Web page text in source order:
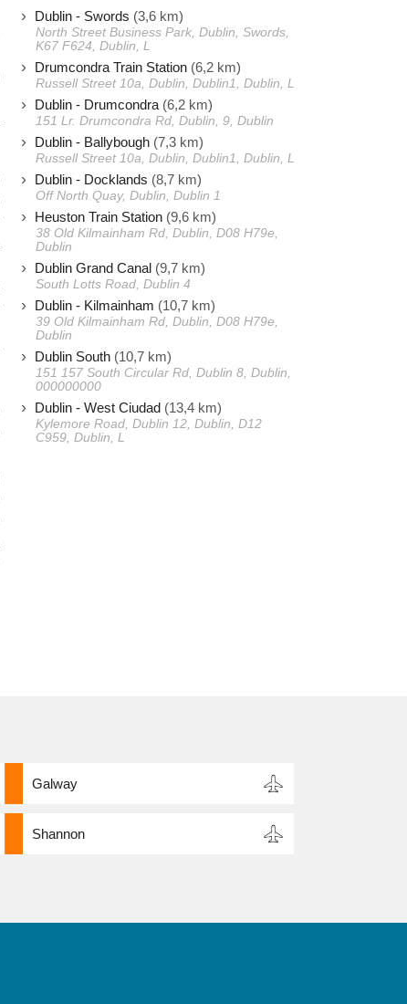
Dublin - Swords (3,6 km)
North Street Business Park, Dublin, Swords,
K67 F624, Dublin, L
Drumcondra Train Station (6,2 km)
Russell Street 10a, Dublin, Dublin1, Dublin, L
Dublin - Drumcondra (6,2 km)
151 Lr. Drumcondra Rd, Dublin, 9, Dublin
Dublin - Ballybough (7,3 km)
Russell Street 10a, Dublin, Dublin1, Dublin, L
Dublin - Docklands (8,7 km)
Off North Quay, Dublin, Dublin 1
Heuston Train Station (9,6 km)
38 Old Kilmainham Rd, Dublin, D08 H79e,
Dublin
Dublin Grand Canal (9,7 km)
South Lotts Road, Dublin 4
Dublin - Kilmainham (10,7 km)
39 Old Kilmainham Rd, Dublin, D08 H79e,
Dublin
Dublin South (10,7 km)
151 157 South Circular Rd, Dublin 8, Dublin,
000000000
Dublin - West Ciudad (13,4 km)
Kylemore Road, Dublin 12, Dublin, D12
C959, Dublin, L
Galway
Shannon